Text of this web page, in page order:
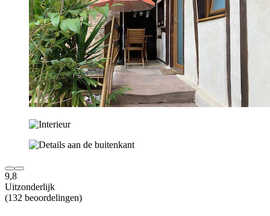
9,8
Uitzonderlijk
(132 beoordelingen)